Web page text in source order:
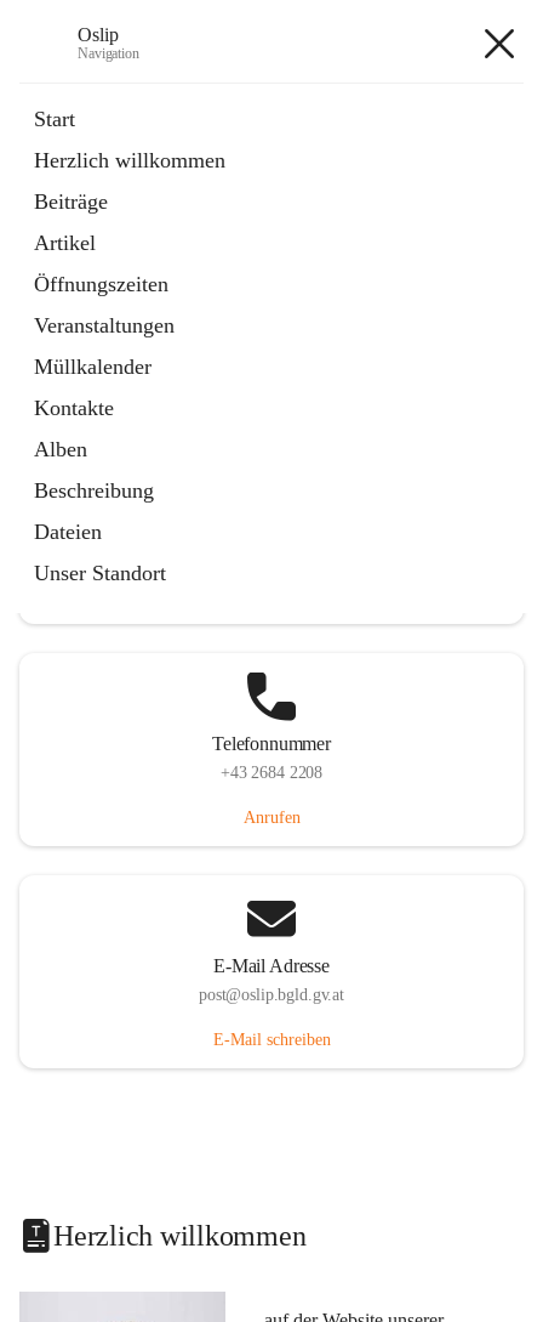
Oslip
Navigation
Start
Herzlich willkommen
Beiträge
Artikel
Öffnungszeiten
Veranstaltungen
Müllkalender
Kontakte
Alben
Beschreibung
Dateien
Unser Standort
Externe Webseite
in
Tab
Bundeskanzleramt Österreich
Externe Webseite
öffnet
in
neuem
Tab
Telefonnummer
+43 2684 2208
Anrufen
E-Mail Adresse
post@oslip.bgld.gv.at
E-Mail schreiben
Herzlich willkommen